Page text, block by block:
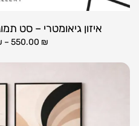
איזון גיאומטרי – סט
550.00 ₪
–